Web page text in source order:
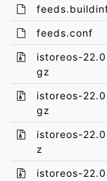
feeds.conf
istoreos-
gz
istoreos-
gz
istoreos-
z
istoreos-